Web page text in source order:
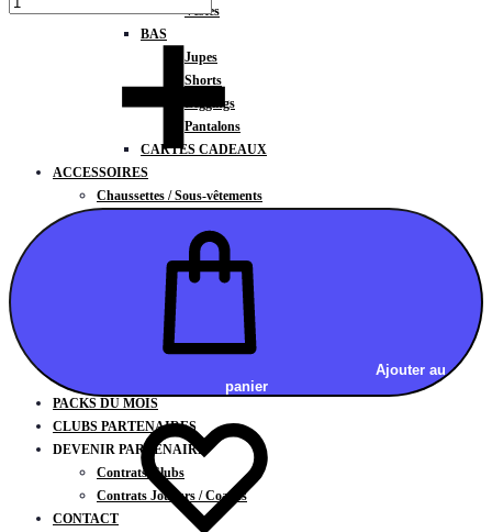
Vestes
BAS
Jupes
Shorts
Leggings
Pantalons
CARTES CADEAUX
ACCESSOIRES
Chaussettes / Sous-vêtements
Casquettes / Visières / Bandeaux
Antivibrateurs
PACKS DU MOIS
CLUBS PARTENAIRES
DEVENIR PARTENAIRE
Contrats Clubs
Contrats Joueurs / Coachs
CONTACT
Ajouter au
panier